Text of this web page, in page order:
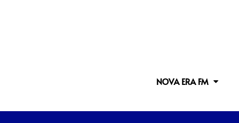
NOVA ERA FM